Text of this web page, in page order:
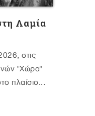
Λαμία
στις
"Χώρα"
πλαίσιο...